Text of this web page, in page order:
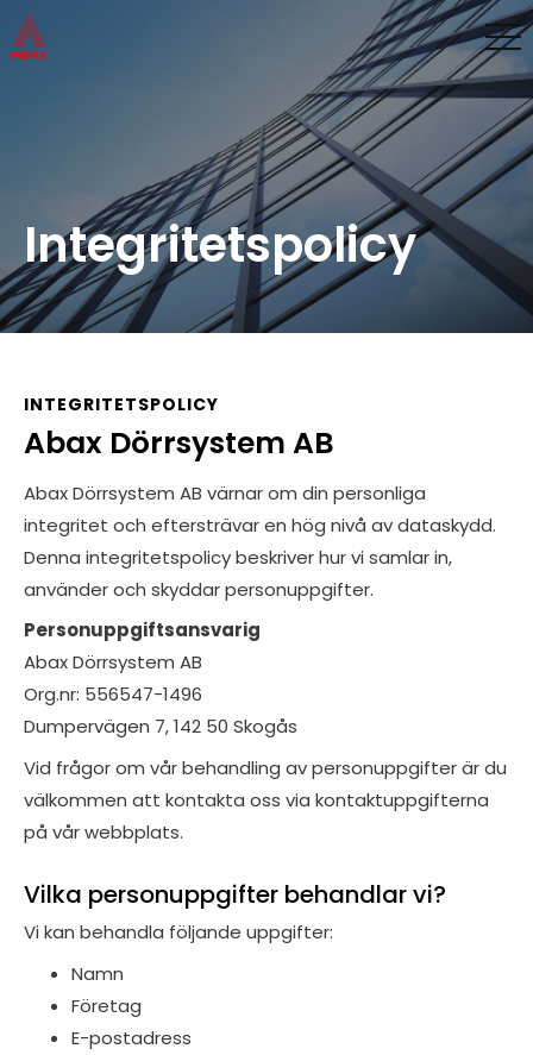
Integritetspolicy
INTEGRITETSPOLICY
Abax Dörrsystem AB
Abax Dörrsystem AB värnar om din personliga
integritet och eftersträvar en hög nivå av dataskydd.
Denna integritetspolicy beskriver hur vi samlar in,
använder och skyddar personuppgifter.
Personuppgiftsansvarig
Abax Dörrsystem AB
Org.nr: 556547-1496
Dumpervägen 7, 142 50 Skogås
Vid frågor om vår behandling av personuppgifter är du
välkommen att kontakta oss via kontaktuppgifterna
på vår webbplats.
Vilka personuppgifter behandlar vi?
Vi kan behandla följande uppgifter:
Namn
Företag
E-postadress